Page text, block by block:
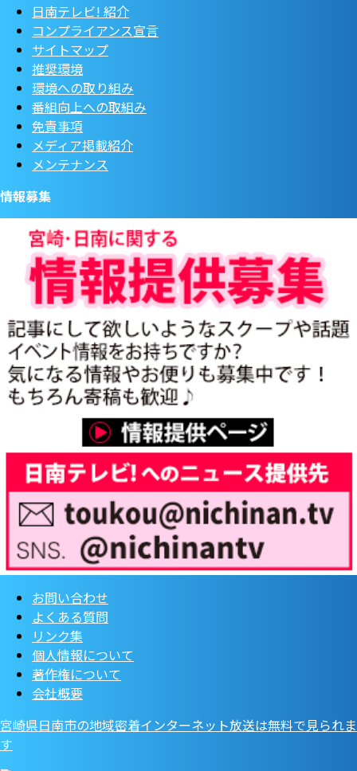
日南テレビ! 紹介
コンプライアンス宣言
サイトマップ
推奨環境
環境への取り組み
番組向上への取組み
免責事項
メディア掲載紹介
メンテナンス
情報募集
お問い合わせ
よくある質問
リンク集
個人情報について
著作権について
会社概要
宮崎県日南市の地域密着インターネット放送は無料で見られま
す